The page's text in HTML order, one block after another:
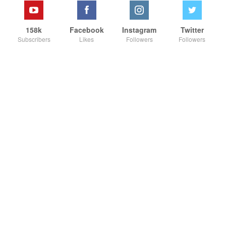
158k
Subscribers
Facebook
Likes
Instagram
Followers
Twitter
Followers